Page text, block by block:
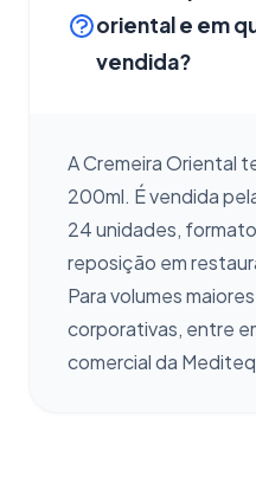
oriental e em
vendida?
A Cremeira Oriental
200ml. É vendida
24 unidades,
reposição em
Para volumes
corporativas, entre
comercial da